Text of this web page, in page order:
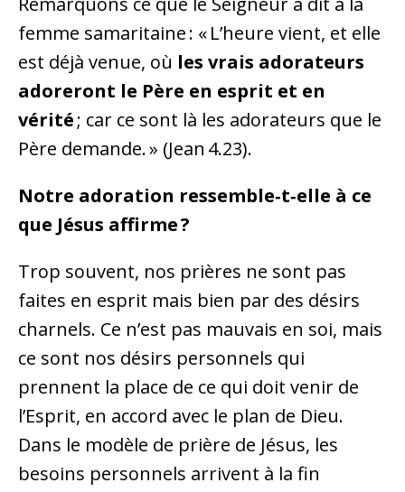
femme samaritaine : « L’heure vient, et elle
est déjà venue, où les vrais adorateurs
adoreront le Père en esprit et en
vérité; car ce sont là les adorateurs que le
Père demande. » (Jean 4.23).
Notre adoration ressemble‑t‑elle à ce
que Jésus affirme ?
Trop souvent, nos prières ne sont pas
faites en esprit mais bien par des désirs
charnels. Ce n’est pas mauvais en soi, mais
ce sont nos désirs personnels qui
prennent la place de ce qui doit venir de
l’Esprit, en accord avec le plan de Dieu.
Dans le modèle de prière de Jésus, les
besoins personnels arrivent à la fin